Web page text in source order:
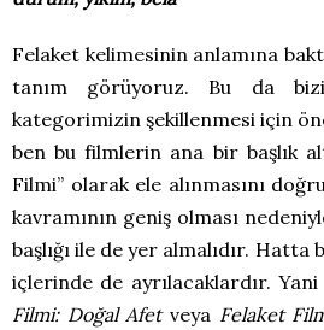
Felaket kelimesinin anlamına
tanım görüyoruz. Bu da
kategorimizin şekillenmesi için
ben bu filmlerin ana bir başlık
Filmi” olarak ele alınmasını
kavramının geniş olması
başlığı ile de yer almalıdır. Hatta
içlerinde de ayrılacaklardır.
Filmi: Doğal Afetveya Felaket